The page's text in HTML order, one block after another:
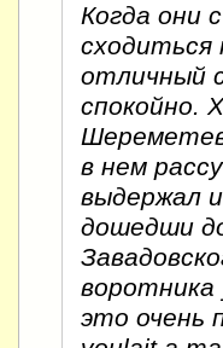
Когда они
сходиться
отличный
спокойно.
в нем
выдержал
дошедши
это очень